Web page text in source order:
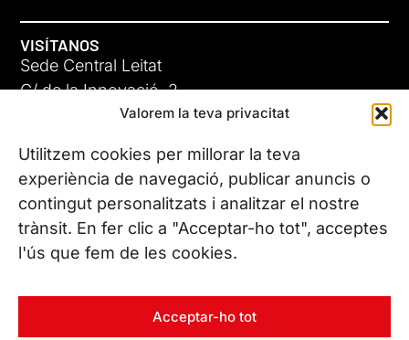
Valorem la teva privacitat
Utilitzem cookies per millorar la teva
experiència de navegació, publicar anuncis o
contingut personalitzats i analitzar el nostre
trànsit. En fer clic a "Acceptar-ho tot", acceptes
l'ús que fem de les cookies.
Acceptar-ho tot
VISÍTANOS
Sede Central Leitat
C/ de la Innovació, 2
08225 Terrassa, (Barcelona)
Conoce todas nuestras sedes
CONTÁCTANOS
Tel. (+34) 937 882 300